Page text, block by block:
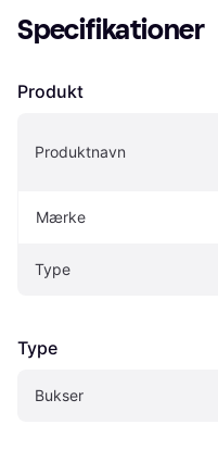
Specifikationer
Produkt
Produktnavn
Mærke
Type
Type
Bukser